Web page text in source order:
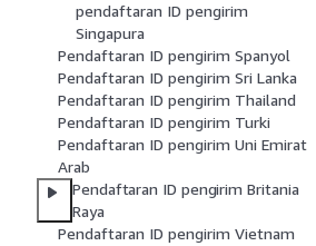
pendaftaran ID pengirim
Singapura
Pendaftaran ID pengirim Spanyol
Pendaftaran ID pengirim Sri Lanka
Pendaftaran ID pengirim Thailand
Pendaftaran ID pengirim Turki
Pendaftaran ID pengirim Uni Emirat
Arab
Pendaftaran ID pengirim Britania
Raya
Pendaftaran ID pengirim Vietnam